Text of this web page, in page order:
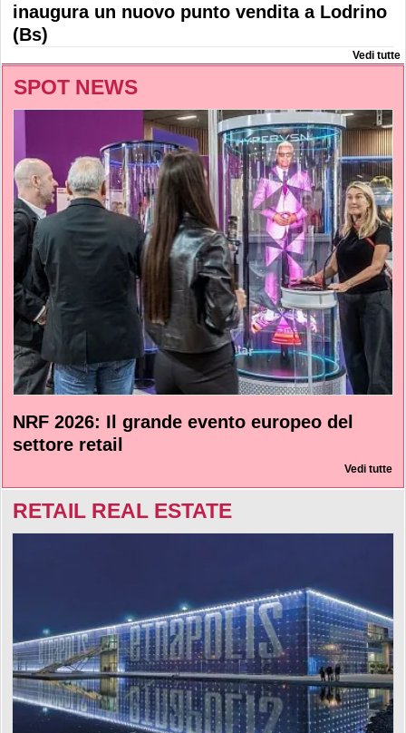
inaugura un nuovo punto vendita a Lodrino
(Bs)
Vedi tutte
SPOT NEWS
NRF 2026: Il grande evento europeo del
settore retail
Vedi tutte
RETAIL REAL ESTATE